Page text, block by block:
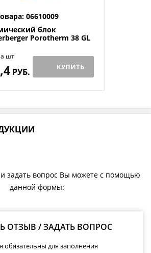
06610009
блок
Porotherm 38 GL
шт
РУБ. КУПИТЬ
задать вопрос Вы можете с помощью
данной формы:
ОТЗЫВ / ЗАДАТЬ ВОПРОС
обязательны для заполнения